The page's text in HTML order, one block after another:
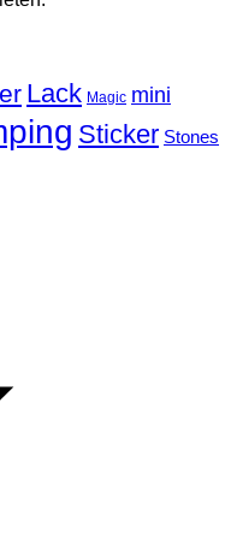
Lack Magic mini
Sticker Stones